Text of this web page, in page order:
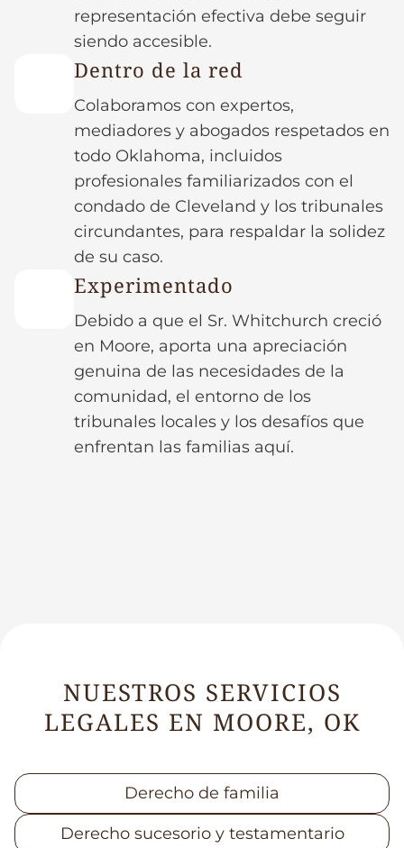
representación efectiva debe seguir
siendo accesible.
Dentro de la red
Colaboramos con expertos,
mediadores y abogados respetados en
todo Oklahoma, incluidos
profesionales familiarizados con el
condado de Cleveland y los tribunales
circundantes, para respaldar la solidez
de su caso.
Experimentado
Debido a que el Sr. Whitchurch creció
en Moore, aporta una apreciación
genuina de las necesidades de la
comunidad, el entorno de los
tribunales locales y los desafíos que
enfrentan las familias aquí.
NUESTROS SERVICIOS
LEGALES EN MOORE, OK
Derecho de familia
Derecho sucesorio y testamentario